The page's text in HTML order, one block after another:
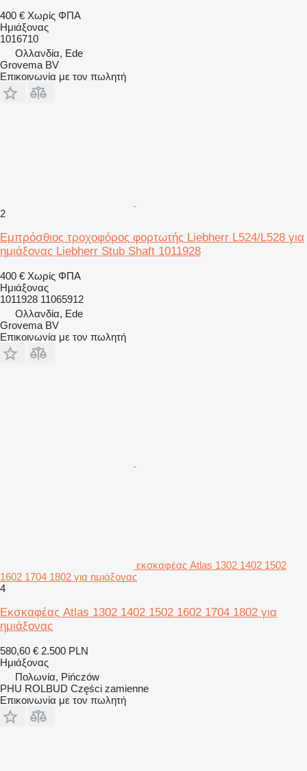
400 € Χωρίς ΦΠΑ
Ημιάξονας
1016710
Ολλανδία, Ede
Grovema BV
Επικοινωνία με τον πωλητή
2
Εμπρόσθιος τροχοφόρος φορτωτής Liebherr L524/L528 για
ημιάξονας Liebherr Stub Shaft 1011928
400 € Χωρίς ΦΠΑ
Ημιάξονας
1011928 11065912
Ολλανδία, Ede
Grovema BV
Επικοινωνία με τον πωλητή
εκσκαφέας Atlas 1302 1402 1502
1602 1704 1802 για ημιάξονας
4
Εκσκαφέας Atlas 1302 1402 1502 1602 1704 1802 για
ημιάξονας
580,60 € 2.500 PLN
Ημιάξονας
Πολωνία, Pińczów
PHU ROLBUD Części zamienne
Επικοινωνία με τον πωλητή